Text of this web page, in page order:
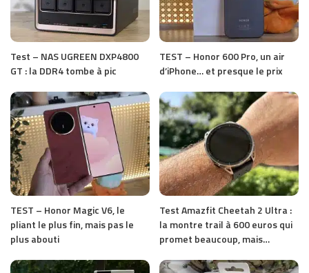
Test – NAS UGREEN DXP4800
GT : la DDR4 tombe à pic
TEST – Honor 600 Pro, un air
d’iPhone… et presque le prix
TEST – Honor Magic V6, le
pliant le plus fin, mais pas le
plus abouti
Test Amazfit Cheetah 2 Ultra :
la montre trail à 600 euros qui
promet beaucoup, mais…